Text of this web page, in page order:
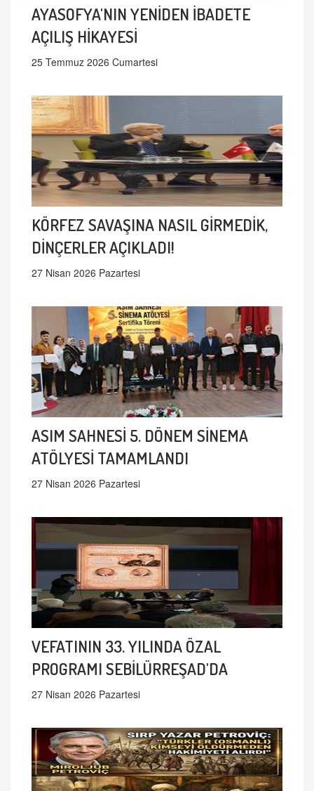
AYASOFYA'NIN YENİDEN İBADETE
AÇILIŞ HİKAYESİ
25 Temmuz 2026 Cumartesi
KÖRFEZ SAVAŞINA NASIL GİRMEDİK,
DİNÇERLER AÇIKLADI!
27 Nisan 2026 Pazartesi
ASIM SAHNESİ 5. DÖNEM SİNEMA
ATÖLYESİ TAMAMLANDI
27 Nisan 2026 Pazartesi
VEFATININ 33. YILINDA ÖZAL
PROGRAMI SEBİLÜRREŞAD'DA
27 Nisan 2026 Pazartesi